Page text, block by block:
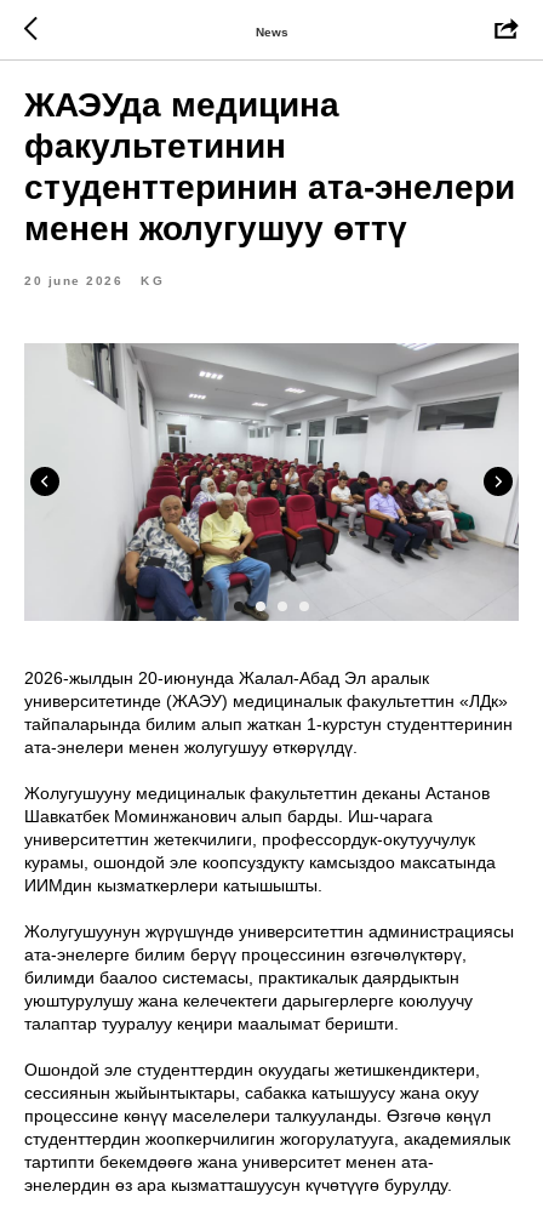
News
ЖАЭУда медицина
факультетинин
студенттеринин ата-энелери
менен жолугушуу өттү
20 june 2026 KG
2026-жылдын 20-июнунда Жалал-Абад Эл аралык
университетинде (ЖАЭУ) медициналык факультеттин «ЛДк»
тайпаларында билим алып жаткан 1-курстун студенттеринин
ата-энелери менен жолугушуу өткөрүлдү.
Жолугушууну медициналык факультеттин деканы Астанов
Шавкатбек Моминжанович алып барды. Иш-чарага
университеттин жетекчилиги, профессордук-окутуучулук
курамы, ошондой эле коопсуздукту камсыздоо максатында
ИИМдин кызматкерлери катышышты.
Жолугушуунун жүрүшүндө университеттин администрациясы
ата-энелерге билим берүү процессинин өзгөчөлүктөрү,
билимди баалоо системасы, практикалык даярдыктын
уюштурулушу жана келечектеги дарыгерлерге коюлуучу
талаптар тууралуу кеңири маалымат беришти.
Ошондой эле студенттердин окуудагы жетишкендиктери,
сессиянын жыйынтыктары, сабакка катышуусу жана окуу
процессине көнүү маселелери талкууланды. Өзгөчө көңүл
студенттердин жоопкерчилигин жогорулатууга, академиялык
тартипти бекемдөөгө жана университет менен ата-
энелердин өз ара кызматташуусун күчөтүүгө бурулду.